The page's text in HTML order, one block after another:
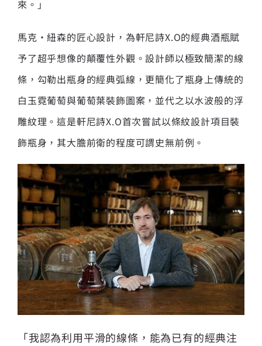
來。」
馬克 ·紐森的匠心設計，為軒尼詩X.O的經典酒瓶賦
予了超乎想像的顛覆性外觀。設計師以極致簡潔的線
條，勾勒出瓶身的經典弧線，更簡化了瓶身上傳統的
白玉霓葡萄與葡萄葉裝飾圖案，並代之以水波般的浮
雕紋理。這是軒尼詩X.O首次嘗試以條紋設計項目裝
飾瓶身，其大膽前衛的程度可謂史無前例。
「我認為利用平滑的線條，能為已有的經典注